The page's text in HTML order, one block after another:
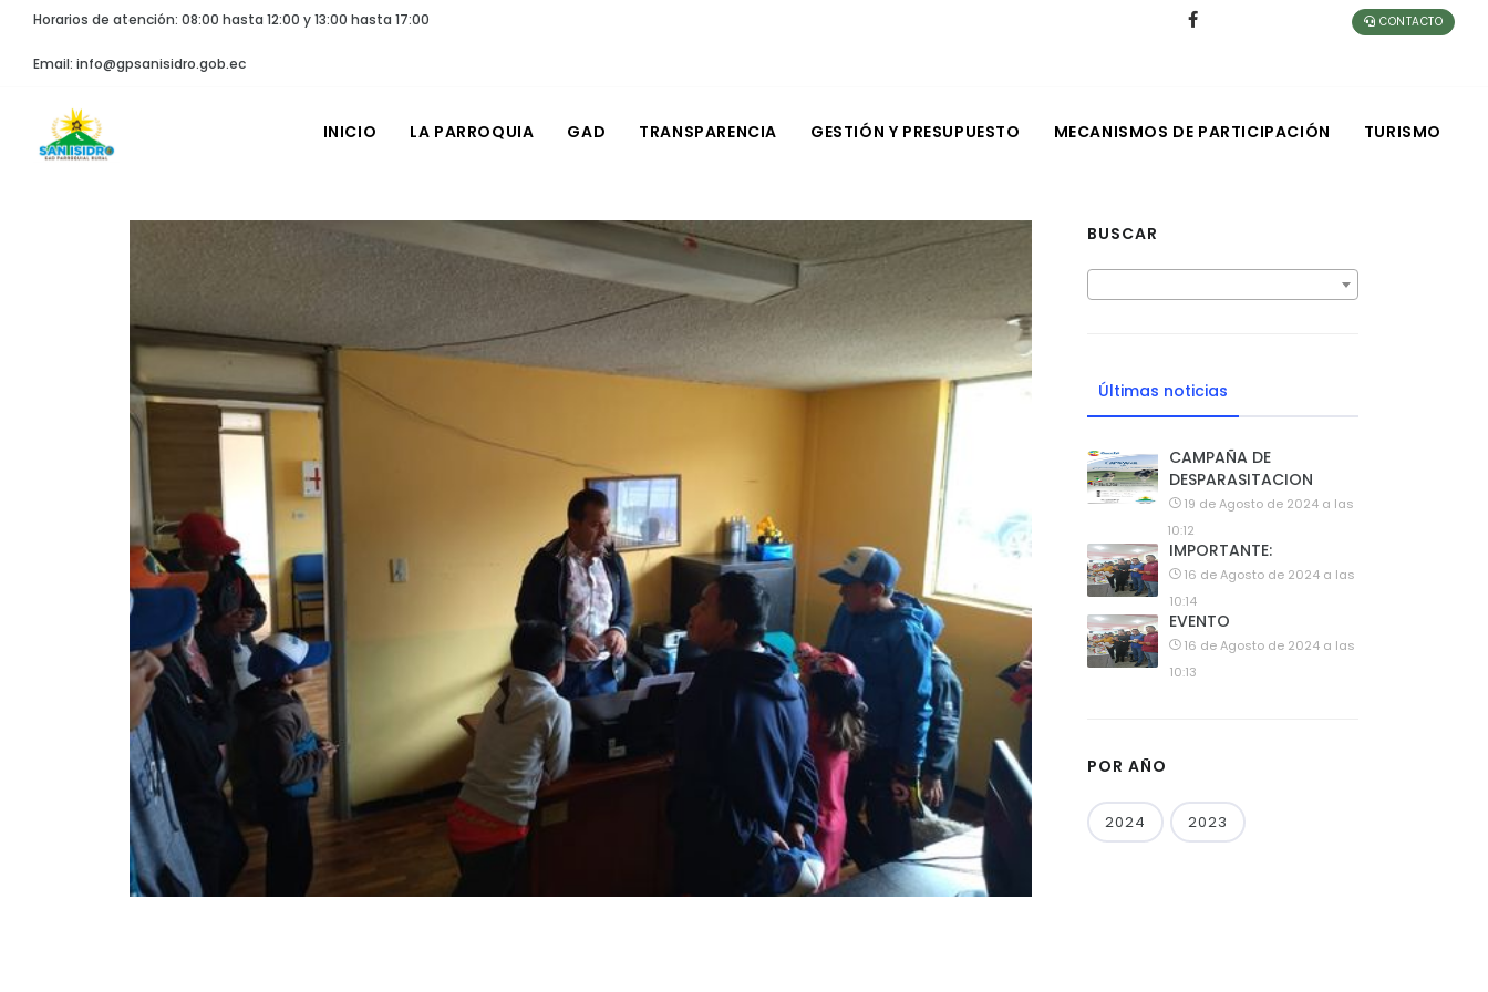
Horarios de atención: 08:00 hasta 12:00 y 13:00 hasta 17:00
Email: info@gpsanisidro.gob.ec
CONTACTO
INICIO LA PARROQUIA GAD TRANSPARENCIA GESTIÓN Y PRESUPUESTO MECANISMOS DE PARTICIPACIÓN TURISMO
BUSCAR
Últimas noticias
CAMPAÑA DE
DESPARASITACION
19 de Agosto de 2024 a las
10:12
IMPORTANTE:
16 de Agosto de 2024 a las
10:14
EVENTO
16 de Agosto de 2024 a las
10:13
POR AÑO
2024 2023